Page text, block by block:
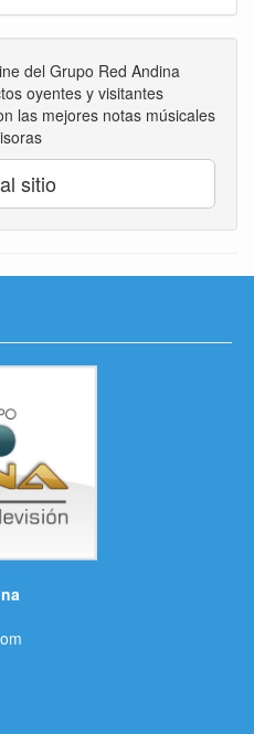
del Grupo Red Andina
oyentes y visitantes
las mejores notas músicales
sitio